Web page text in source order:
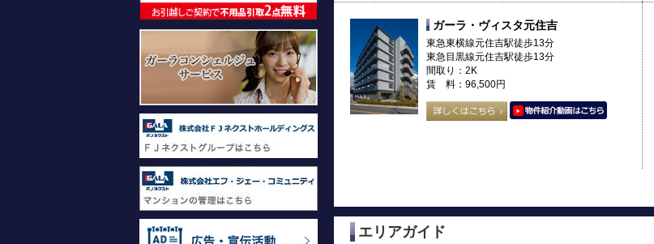
ガーラ・ヴィスタ元住吉
東急東横線元住吉駅徒歩13分
東急目黒線元住吉駅徒歩13分
間取り：2K
賃 料：96,500円
エリアガイド